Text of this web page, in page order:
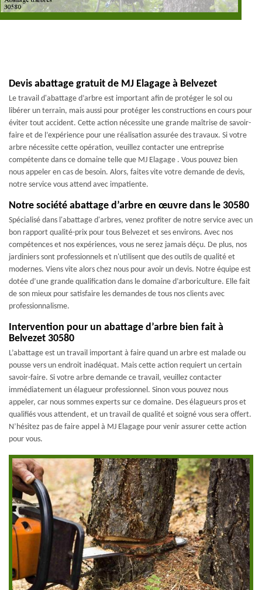
Devis abattage gratuit de MJ Elagage à Belvezet
Le travail d'abattage d’arbre est important afin de protéger le sol ou
libérer un terrain, mais aussi pour protéger les constructions en cours pour
éviter tout accident. Cette action nécessite une grande maîtrise de savoir-
faire et de l’expérience pour une réalisation assurée des travaux. Si votre
arbre nécessite cette opération, veuillez contacter une entreprise
compétente dans ce domaine telle que MJ Elagage . Vous pouvez bien
nous appeler en cas de besoin. Alors, faites vite votre demande de devis,
notre service vous attend avec impatiente.
Notre société abattage d’arbre en œuvre dans le 30580
Spécialisé dans l'abattage d'arbres, venez profiter de notre service avec un
bon rapport qualité-prix pour tous Belvezet et ses environs. Avec nos
compétences et nos expériences, vous ne serez jamais déçu. De plus, nos
jardiniers sont professionnels et n'utilisent que des outils de qualité et
modernes. Viens vite alors chez nous pour avoir un devis. Notre équipe est
dotée d’une grande qualification dans le domaine d’arboriculture. Elle fait
de son mieux pour satisfaire les demandes de tous nos clients avec
professionnalisme.
Intervention pour un abattage d’arbre bien fait à
Belvezet 30580
L’abattage est un travail important à faire quand un arbre est malade ou
pousse vers un endroit inadéquat. Mais cette action requiert un certain
savoir-faire. Si votre arbre demande ce travail, veuillez contacter
immédiatement un élagueur professionnel. Sinon vous pouvez nous
appeler, car nous sommes experts sur ce domaine. Des élagueurs pros et
qualifiés vous attendent, et un travail de qualité et soigné vous sera offert.
N’hésitez pas de faire appel à MJ Elagage pour venir assurer cette action
pour vous.